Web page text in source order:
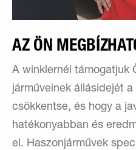
AZ ÖN
A winklernél támogatjuk
járműveinek állásidejét
csökkentse, és hogy a
hatékonyabban és
el. Haszonjárművek